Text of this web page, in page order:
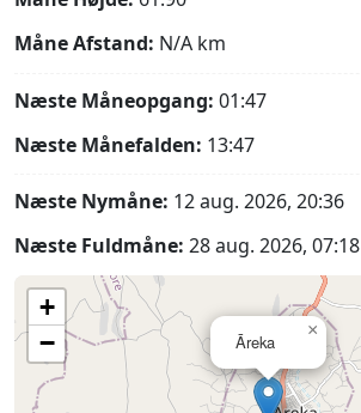
Måne Afstand: N/A km
Næste Måneopgang: 01:47
Næste Månefalden: 13:47
Næste Nymåne: 12 aug. 2026, 20:36
Næste Fuldmåne: 28 aug. 2026, 07:18
Āreka
×
+
−